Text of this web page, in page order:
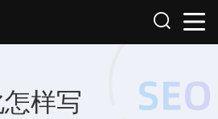
样写